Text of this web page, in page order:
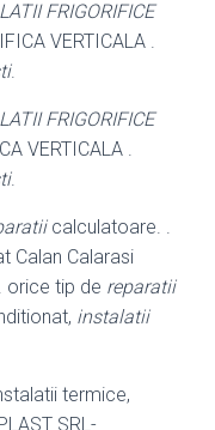
FRIGORIFICE
VERTICALA .
.
FRIGORIFICE
VERTICALA .
.
calculatoare. .
Calan Calarasi
orice tip de reparatii
instalatii
termice,
SRL-